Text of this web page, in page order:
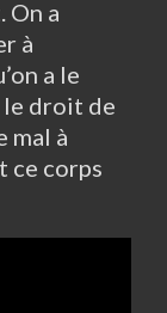
On a
à
a le
le droit de
mal à
ce corps